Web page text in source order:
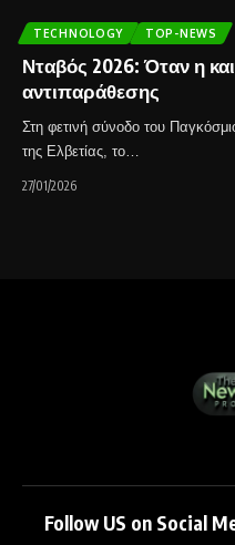
TECHNOLOGY TOP-NEWS
Νταβός 2026: Όταν η
αντιπαράθεσης
Στη φετινή σύνοδο του
της Ελβετίας, το…
27/01/2026
Follow US on Social